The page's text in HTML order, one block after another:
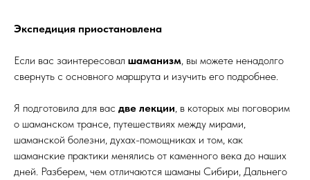
Экспедиция приостановлена
Если вас заинтересовал шаманизм, вы можете ненадолго
свернуть с основного маршрута и изучить его подробнее.
Я подготовила для вас две лекции, в которых мы поговорим
о шаманском трансе, путешествиях между мирами,
шаманской болезни, духах-помощниках и том, как
шаманские практики менялись от каменного века до наших
дней. Разберем, чем отличаются шаманы Сибири, Дальнего